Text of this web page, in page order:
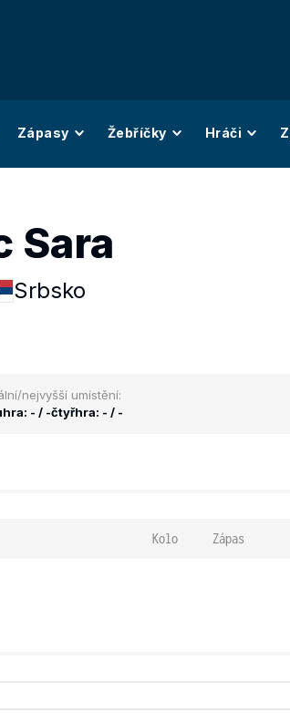
Zápasy Žebříčky Hráči
Sara
Srbsko
nejvyšší umístění:
- / -čtyřhra: - / -
Kolo Zápas